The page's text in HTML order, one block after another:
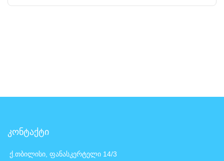
კონტაქტი
ქ.თბილისი, ფანასკერტელი 14/3